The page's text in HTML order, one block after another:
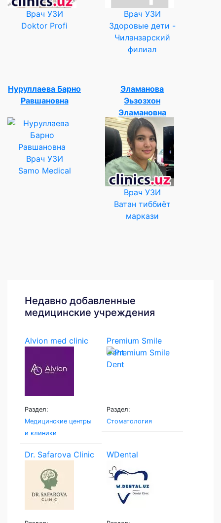
Врач УЗИ
Doktor Profi
Врач УЗИ
Здоровые дети -
Чиланзарский
филиал
Нуруллаева Барно
Равшановна
Врач УЗИ
Samo Medical
Эламанова
Эьзозхон
Эламановна
Врач УЗИ
Ватан тиббиёт
маркази
Недавно добавленные
медицинские учреждения
Alvion med clinic
Раздел:
Медицинские центры
и клиники
Premium Smile
Dent
Раздел:
Стоматология
Dr. Safarova Clinic WDental